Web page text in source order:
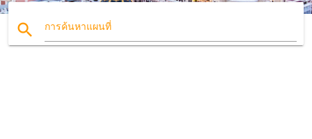
search การค้นหาแผนที่